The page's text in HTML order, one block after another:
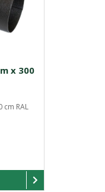
x 300
cm RAL